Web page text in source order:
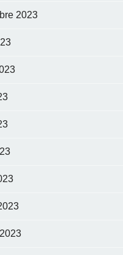
2023